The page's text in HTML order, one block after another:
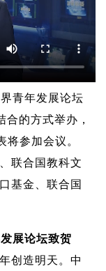
青年发展论坛
合的方式举办，
将参加会议。
联合国教科文
基金、联合国
展论坛致贺
创造明天。中